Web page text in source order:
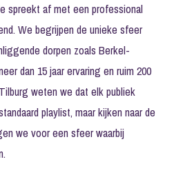
spreekt af met een professional
We begrijpen de unieke sfeer
dorpen zoals Berkel-
dan 15 jaar ervaring en ruim 200
weten we dat elk publiek
playlist, maar kijken naar de
we voor een sfeer waarbij